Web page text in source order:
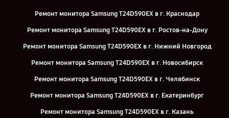
Ремонт монитора Samsung T24D590EX в г. Краснодар
Ремонт монитора Samsung T24D590EX в г. Ростов-на-Дону
Ремонт монитора Samsung T24D590EX в г. Нижний Новгород
Ремонт монитора Samsung T24D590EX в г. Новосибирск
Ремонт монитора Samsung T24D590EX в г. Челябинск
Ремонт монитора Samsung T24D590EX в г. Екатеринбург
Ремонт монитора Samsung T24D590EX в г. Казань